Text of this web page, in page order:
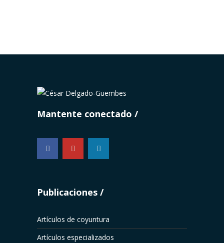
Mantente conectado
...
Publicaciones
Artículos de coyuntura
Artículos especializados